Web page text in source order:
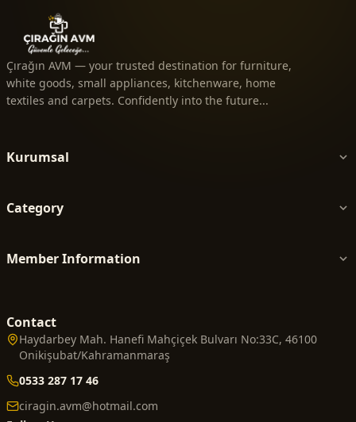
Çırağın AVM — your trusted destination for furniture,
white goods, small appliances, kitchenware, home
textiles and carpets. Confidently into the future...
Kurumsal
Category
Member Information
Contact
Haydarbey Mah. Hanefi Mahçiçek Bulvarı No:33C, 46100
Onikişubat/Kahramanmaraş
0533 287 17 46
ciragin.avm@hotmail.com